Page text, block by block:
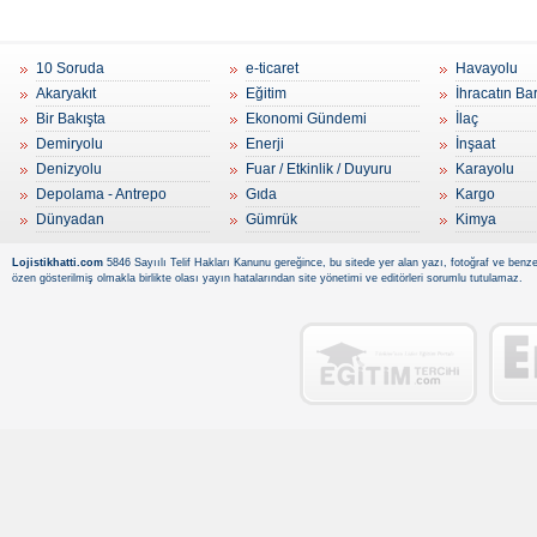
10 Soruda
Akaryakıt
Bir Bakışta
Demiryolu
Denizyolu
Depolama - Antrepo
Dünyadan
e-ticaret
Eğitim
Ekonomi Gündemi
Enerji
Fuar / Etkinlik / Duyuru
Gıda
Gümrük
Havayolu
İhracatın
İlaç
İnşaat
Karayolu
Kargo
Kimya
Lojistikhatti.com 5846 Sayıılı Telif Hakları Kanunu gereğince, bu sitede yer alan yazı, fotoğraf ve
özen gösterilmiş olmakla birlikte olası yayın hatalarından site yönetimi ve editörleri sorumlu tutulamaz.